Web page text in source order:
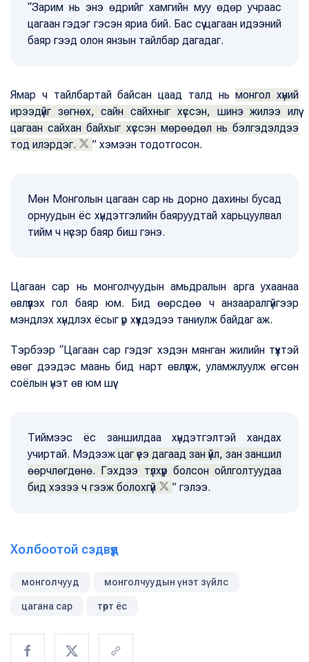
“Зарим нь энэ өдрийг хамгийн муу өдөр учраас
цагаан гэдэг гэсэн яриа бий. Бас сүү цагаан идээний
баяр гээд олон янзын тайлбар дагадаг.
Ямар ч тайлбартай байсан цаад талд ньмонгол хүний
ирээдүйг зөгнөх, сайн сайхныг хүссэн, шинэ жилээ илүү
цагаан сайхан байхыг хүссэн мөрөөдөл нь бэлгэдэлдээ
тод илэрдэг.
” хэмээн тодотгосон.
Мөн Монголын цагаан сар нь дорно дахины бусад
орнуудын ёс хүндэтгэлийн баяруудтай харьцуулвал
тийм ч нүсэр баяр биш гэнэ.
Цагаан сар нь монголчуудын амьдралын арга ухаанаа
өвлүүүлэх гол баяр юм. Бид өөрсдөө ч анзааралгүйгээр
мэндлэх хүндлэх ёсыг үр хүүхдэдээ таниулж байдаг аж.
Тэрбээр “Цагаан сар гэдэг хэдэн мянган жилийн түүхтэй
өвөг дээдэс маань бид нарт өвлүүлж, уламжлуулж өгсөн
соёлын үнэт өв юм шүү.
Тиймээс ёс заншилдаа хүндэтгэлтэй хандах
учиртай. Мэдээж цаг үеэ дагаад зан үйл, зан заншил
өөрчлөгдөнө. Гэхдээ түлхүүр болсон ойлголтуудаа
бид хэзээ ч гээж болохгүй
” гэлээ.
Холбоотой сэдвүүд
монголчууд монголчуудын үнэт зүйлс
цагана сар төрт ёс